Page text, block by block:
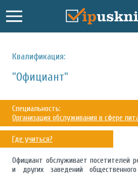
Квалификация:
"Официант"
Специальность:
Организация обслуживания в сфере
Где учиться?
Официант обслуживает посетителей
и других заведений